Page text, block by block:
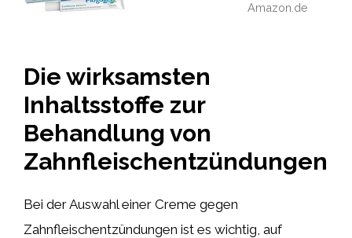
Amazon.de
Die wirksamsten
Inhaltsstoffe zur
Behandlung von
Zahnfleischentzündungen
Bei der Auswahl einer Creme gegen
Zahnfleischentzündungen ist es wichtig, auf